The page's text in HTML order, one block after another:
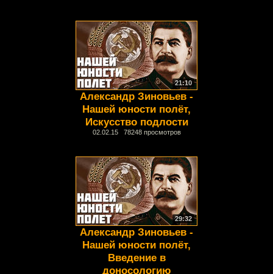
21:10
Александр Зиновьев -
Нашей юности полёт,
Искусство подлости
02.02.15 78248 просмотров
29:32
Александр Зиновьев -
Нашей юности полёт,
Введение в
доносологию